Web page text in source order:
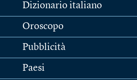
Dizionario italiano
Oroscopo
Pubblicità
Paesi